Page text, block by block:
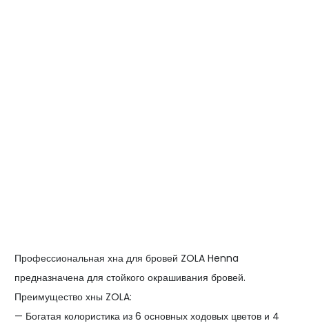
Профессиональная хна для бровей ZOLA Henna
предназначена для стойкого окрашивания бровей.
Преимущество хны ZOLA:
— Богатая колористика из 6 основных ходовых цветов и 4